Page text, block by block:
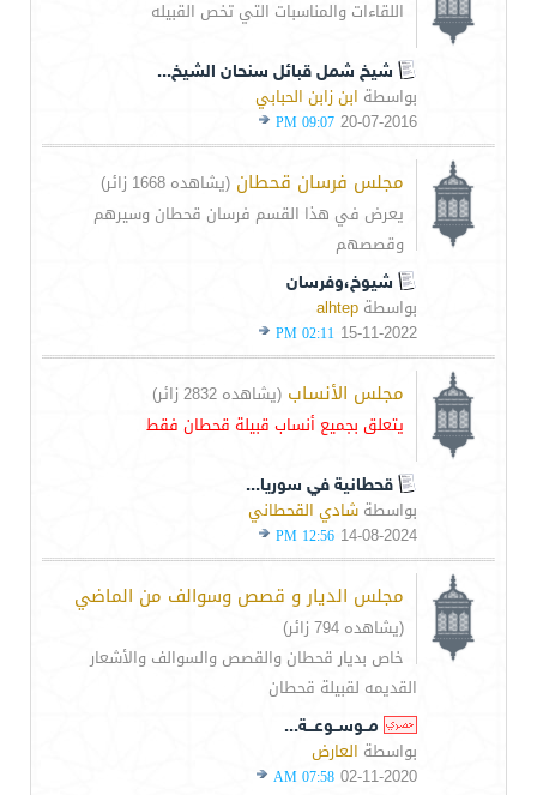
اللقاءات والمناسبات التي تخص القبيله
شيخ شمل قبائل سنحان الشيخ...
بواسطة ابن زابن الحبابي
20-07-2016
09:07 PM
مجلس فرسان قحطان (يشاهده 1668 زائر)
يعرض في هذا القسم فرسان قحطان وسيرهم
وقصصهم
شيوخ،وفرسان
بواسطة alhtep
15-11-2022
02:11 PM
مجلس الأنساب (يشاهده 2832 زائر)
يتعلق بجميع أنساب قبيلة قحطان فقط
قحطانية في سوريا...
بواسطة شادي القحطاني
14-08-2024
12:56 PM
مجلس الديار و قصص وسوالف من الماضي
(يشاهده 794 زائر)
خاص بديار قحطان والقصص والسوالف والأشعار
القديمه لقبيلة قحطان
مــوســوعـــة...
بواسطة العارض
02-11-2020
07:58 AM